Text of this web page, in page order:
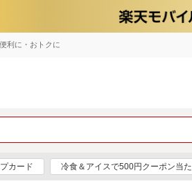
利に・おトクに
カード 冷食＆アイスで500円クーポン当